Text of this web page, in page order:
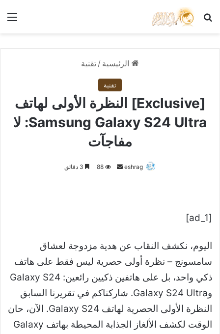
بحث عن
الرئيسية / تقنية
تقنية
[Exclusive] النظرة الأولى لهاتف
Samsung Galaxy S24 Ultra: لا
مفاجآت
eshrag
أرسل 88
[ad_1]
اليوم، نكشف النقاب عن هدية مزدوجة لعشاق
سامسونج – نظرة أولى حصرية ليس فقط على هاتف
ذكي واحد، بل على هاتفين ذكيين رائعين: Galaxy S24
وGalaxy S24 Ultra. شاركناكم في تقريرنا السابق
النظرة الأولى الحصرية لهاتف Galaxy S24. الآن، حان
الوقت لكشف الألغاز الجذابة المحيطة بهاتف Galaxy